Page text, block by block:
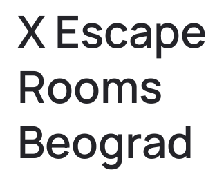
X Escape
Rooms
Beograd